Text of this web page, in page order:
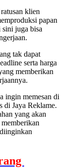
klien
papan
juga bisa
tak dapat
serta harga
memberikan
ingin memesan di
di Jaya Reklame.
yang akan